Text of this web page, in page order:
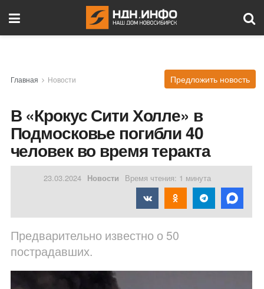
Главная Новости Предложить новость
В «Крокус Сити Холле» в
Подмосковье погибли 40
человек во время теракта
23.03.2024 Новости Время чтения: 1 минута
Предварительно известно о 50
пострадавших.